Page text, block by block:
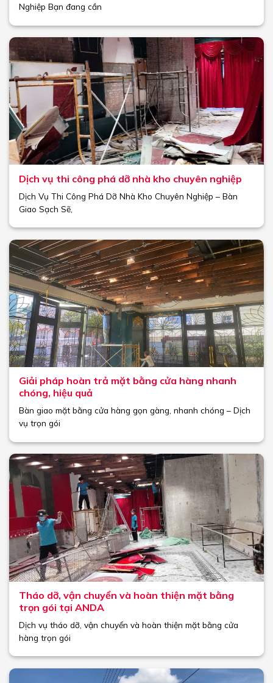
Nghiệp Bạn đang cần
Dịch vụ thi công phá dỡ nhà kho chuyên nghiệp
Dịch Vụ Thi Công Phá Dỡ Nhà Kho Chuyên Nghiệp – Bàn
Giao Sạch Sẽ,
Giải pháp hoàn trả mặt bằng cửa hàng nhanh
chóng, hiệu quả
Bàn giao mặt bằng cửa hàng gọn gàng, nhanh chóng – Dịch
vụ trọn gói
Tháo dỡ, vận chuyển và hoàn thiện mặt bằng
trọn gói tại ANDA
Dịch vụ tháo dỡ, vận chuyển và hoàn thiện mặt bằng cửa
hàng trọn gói